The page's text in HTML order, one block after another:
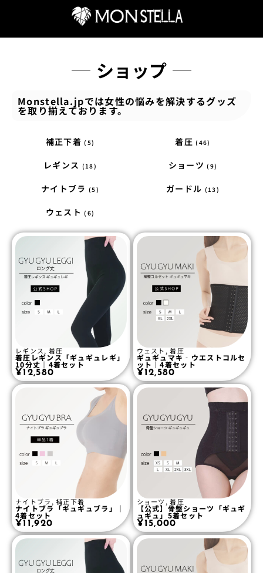
ショップ
Monstella.jpでは女性の悩みを解決するグッズ
を取り揃えております。
補正下着(5) 着圧(46)
レギンス (18) ショーツ(9)
ナイトブラ (5) ガードル (13)
ウェスト(6)
レギンス , 着圧
着圧レギンス「ギュギュレギ」
10分丈｜4着セット
¥12,580
ウェスト,着圧
ギュギュマキ‐ウエストコルセ
ット｜4着セット
¥12,580
ナイトブラ ,補正下着
ナイトブラ「ギュギュブラ」｜
4着セット
¥11,920
ショーツ,着圧
【公式】骨盤ショーツ「ギュギ
ュギュ」5着セット
¥15,000